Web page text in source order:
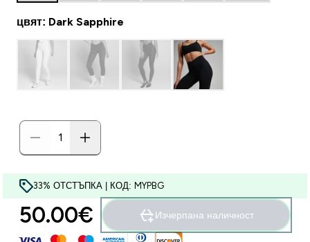
цвят: Dark Sapphire
33% ОТСТЪПКА | КОД: MYPBG
50.00€‎ Изчерпана наличност